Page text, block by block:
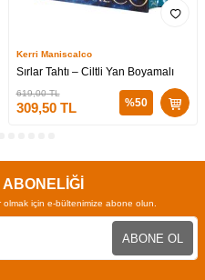
Kerri Maniscalco
Sırlar Tahtı – Ciltli Yan Boyamalı
619,00TL
309,50TL %50
için e-bültenimize abone olun.
ABONE OL